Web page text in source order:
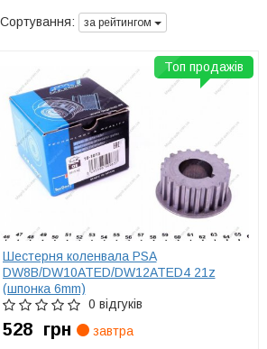
Сортування: за рейтингом
Шестерня коленвала PSA
DW8B/DW10ATED/DW12ATED4 21z
(шпонка 6mm)
0 відгуків
528 грн
завтра
Топ продажів